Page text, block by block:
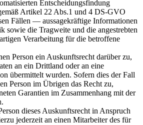
Entscheidungsfindung
Artikel 22 Abs.1 und 4 DS-GVO
Fällen — aussagekräftige Informationen
sowie die Tragweite und die angestrebten
Verarbeitung für die betroffene
Person ein Auskunftsrecht darüber zu,
an ein Drittland oder an eine
übermittelt wurden. Sofern dies der Fall
Person im Übrigen das Recht zu,
Garantien im Zusammenhang mit der
dieses Auskunftsrecht in Anspruch
jederzeit an einen Mitarbeiter des für